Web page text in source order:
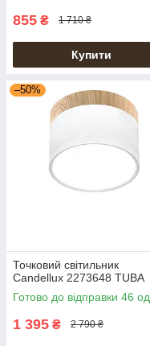
855 ₴ 1 710 ₴
Купити
–50%
Точковий світильник
Candellux 2273648 TUBA
Готово до відправки 46 од.
1 395 ₴ 2 790 ₴